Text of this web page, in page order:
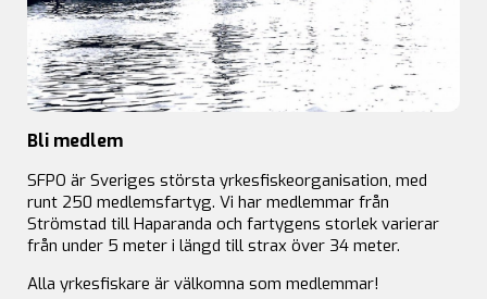
Bli medlem
SFPO är Sveriges största yrkesfiskeorganisation, med
runt 250 medlemsfartyg. Vi har medlemmar från
Strömstad till Haparanda och fartygens storlek varierar
från under 5 meter i längd till strax över 34 meter.
Alla yrkesfiskare är välkomna som medlemmar!